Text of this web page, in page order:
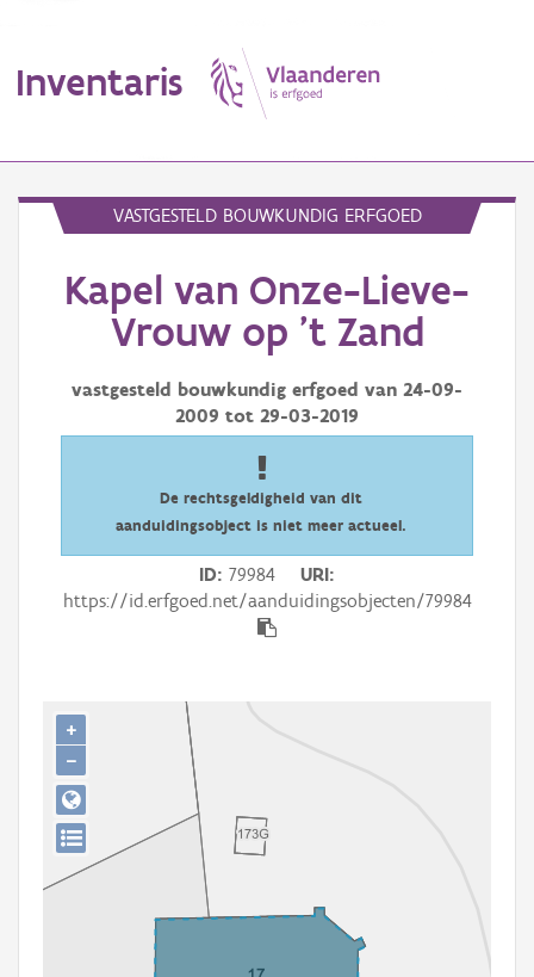
Inventaris
Erfgoedobject
Aanduidingsobject
Waarneming
Downloads
VASTGESTELD BOUWKUNDIG ERFGOED
Kapel van Onze-Lieve-
Vrouw op 't Zand
vastgesteld bouwkundig erfgoed van 24-09-
2009 tot 29-03-2019
De rechtsgeldigheid van dit
aanduidingsobject is niet meer actueel.
ID 79984
URI
https://id.erfgoed.net/aanduidingsobjecten/79984
+
−